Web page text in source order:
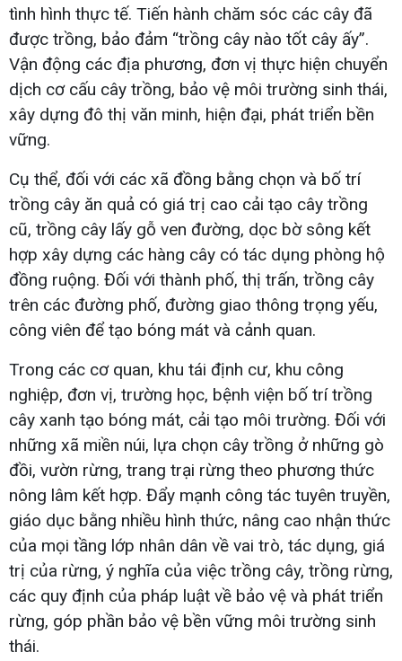
tình hình thực tế. Tiến hành chăm sóc các cây đã
được trồng, bảo đảm “trồng cây nào tốt cây ấy”.
Vận động các địa phương, đơn vị thực hiện chuyển
dịch cơ cấu cây trồng, bảo vệ môi trường sinh thái,
xây dựng đô thị văn minh, hiện đại, phát triển bền
vững.
Cụ thể, đối với các xã đồng bằng chọn và bố trí
trồng cây ăn quả có giá trị cao cải tạo cây trồng
cũ, trồng cây lấy gỗ ven đường, dọc bờ sông kết
hợp xây dựng các hàng cây có tác dụng phòng hộ
đồng ruộng. Đối với thành phố, thị trấn, trồng cây
trên các đường phố, đường giao thông trọng yếu,
công viên để tạo bóng mát và cảnh quan.
Trong các cơ quan, khu tái định cư, khu công
nghiệp, đơn vị, trường học, bệnh viện bố trí trồng
cây xanh tạo bóng mát, cải tạo môi trường. Đối với
những xã miền núi, lựa chọn cây trồng ở những gò
đồi, vườn rừng, trang trại rừng theo phương thức
nông lâm kết hợp. Đẩy mạnh công tác tuyên truyền,
giáo dục bằng nhiều hình thức, nâng cao nhận thức
của mọi tầng lớp nhân dân về vai trò, tác dụng, giá
trị của rừng, ý nghĩa của việc trồng cây, trồng rừng,
các quy định của pháp luật về bảo vệ và phát triển
rừng, góp phần bảo vệ bền vững môi trường sinh
thái.